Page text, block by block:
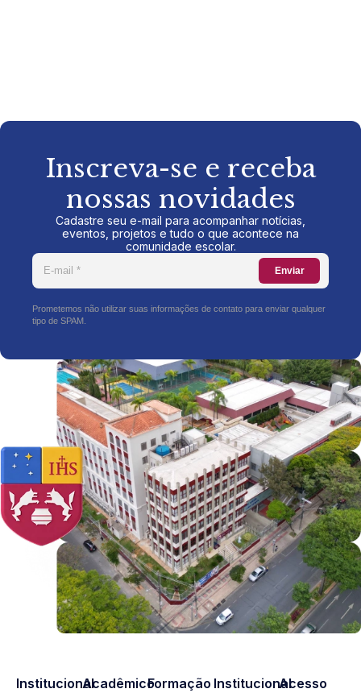
Inscreva-se e receba
nossas novidades
Cadastre seu e-mail para acompanhar notícias,
eventos, projetos e tudo o que acontece na
comunidade escolar.
Enviar
Prometemos não utilizar suas informações de contato para enviar qualquer
tipo de SPAM.
InstitucionalAcadêmicoFormação InstitucionalAcesso